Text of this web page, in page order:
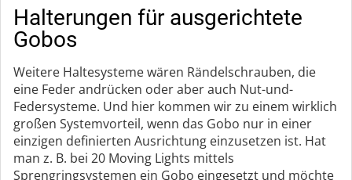
Halterungen für ausgerichtete
Gobos
Weitere Haltesysteme wären Rändelschrauben, die
eine Feder andrücken oder aber auch Nut-und-
Federsysteme. Und hier kommen wir zu einem wirklich
großen Systemvorteil, wenn das Gobo nur in einer
einzigen definierten Ausrichtung einzusetzen ist. Hat
man z. B. bei 20 Moving Lights mittels
Sprengringsystemen ein Gobo eingesetzt und möchte